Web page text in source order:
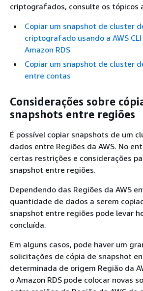
criptografados, consulte os tópicos
Copiar um snapshot de cluster
criptografado usando a AWS CLI
Amazon RDS
Copiar um snapshot de cluster
entre contas
Considerações sobre
snapshots entre regiões
É possível copiar snapshots de um
dados entre Regiões da AWS. No
certas restrições e considerações
snapshot entre regiões.
Dependendo das Regiões da AWS
quantidade de dados a serem
snapshot entre regiões pode levar
concluída.
Em alguns casos, pode haver um
solicitações de cópia de snapshot
determinada de origem Região da
o Amazon RDS pode colocar novas